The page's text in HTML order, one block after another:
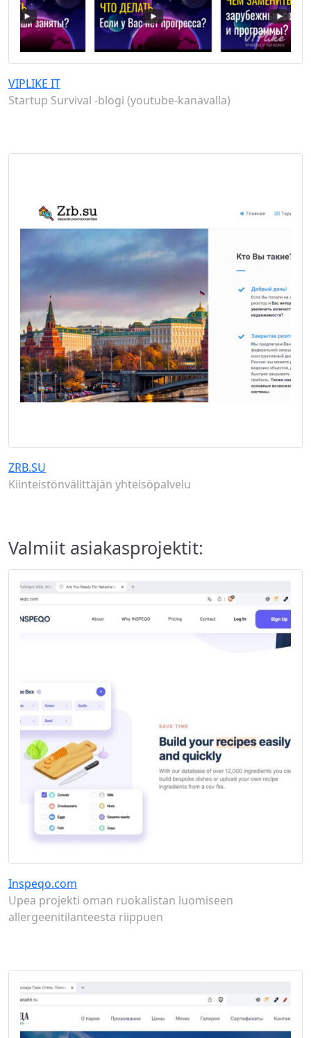
VIPLIKE IT
Startup Survival -blogi (youtube-kanavalla)
ZRB.SU
Kiinteistönvälittäjän yhteisöpalvelu
Valmiit asiakasprojektit:
Inspeqo.com
Upea projekti oman ruokalistan luomiseen
allergeenitilanteesta riippuen